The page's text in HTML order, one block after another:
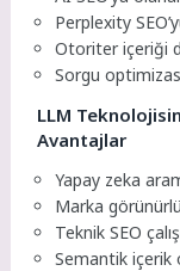
Perplexity
Otoriter içeriği
Sorgu
LLM
Avantajlar
Yapay zeka
Marka
Teknik SEO
Semantik içerik